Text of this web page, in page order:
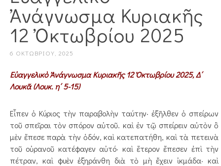
Ἀνάγνωσμα Κυριακῆς
12 Ὀκτωβρίου 2025
6 ΟΚΤΩΒΡΊΟΥ, 2025
Εὐαγγελικὸ Ἀνάγνωσμα Κυριακῆς 12 Ὀκτωβρίου 2025, Δ΄
Λουκᾶ (Λουκ. η΄ 5-15)
Εἶπεν ὁ Κύριος τὴν παραβολὴν ταύτην· ἐξῆλθεν ὁ σπείρων
τοῦ σπεῖραι τὸν σπόρον αὐτοῦ. καὶ ἐν τῷ σπείρειν αὐτὸν ὃ
μὲν ἔπεσε παρὰ τὴν ὁδόν, καὶ κατεπατήθη, καὶ τὰ πετεινὰ
τοῦ οὐρανοῦ κατέφαγεν αὐτό· καὶ ἕτερον ἔπεσεν ἐπὶ τὴν
πέτραν, καὶ φυὲν ἐξηράνθη διὰ τὸ μὴ ἔχειν ἰκμάδα· καὶ